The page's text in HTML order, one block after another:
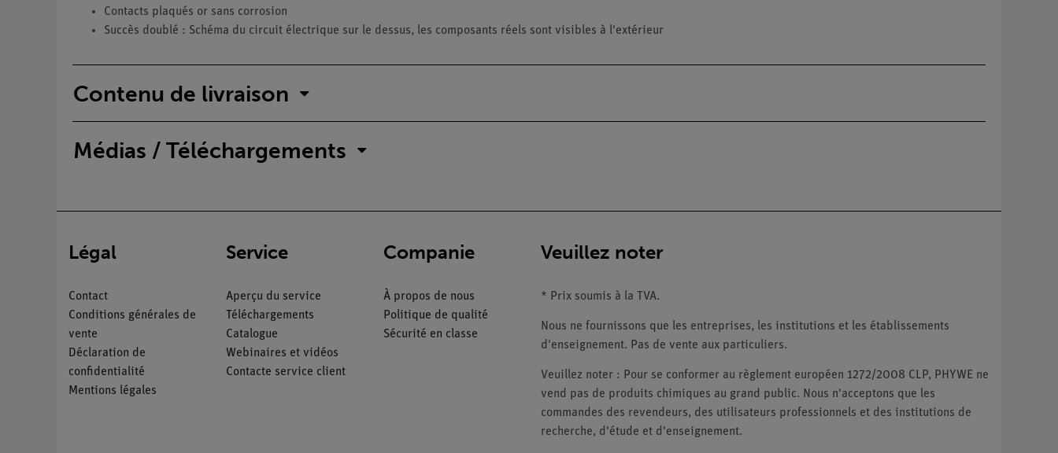
Contacts plaqués or sans corrosion
Succès doublé : Schéma du circuit électrique sur le dessus, les composants réels sont visibles à l'extérieur
Contenu de livraison
Médias / Téléchargements
Légal
Contact
Conditions générales de
vente
Déclaration de
confidentialité
Mentions légales
Service
Aperçu du service
Téléchargements
Catalogue
Webinaires et vidéos
Contacte service client
Companie
À propos de nous
Politique de qualité
Sécurité en classe
Veuillez noter
* Prix soumis à la TVA.
Nous ne fournissons que les entreprises, les institutions et les établissements
d'enseignement. Pas de vente aux particuliers.
Veuillez noter : Pour se conformer au règlement européen 1272/2008 CLP, PHYWE ne
vend pas de produits chimiques au grand public. Nous n'acceptons que les
commandes des revendeurs, des utilisateurs professionnels et des institutions de
recherche, d'étude et d'enseignement.